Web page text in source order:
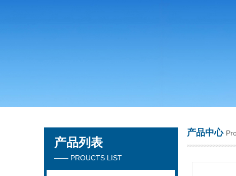
杭州川一实验仪器有限公司
产品列表
—— PROUCTS LIST
产品中心